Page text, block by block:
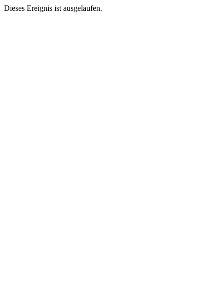
Dieses Ereignis ist ausgelaufen.